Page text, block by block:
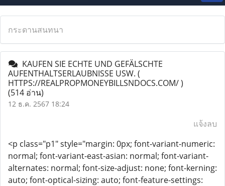
กระดานสนทนา
KAUFEN SIE ECHTE UND GEFÄLSCHTE
AUFENTHALTSERLAUBNISSE USW. (
HTTPS://REALPROPMONEYBILLSNDOCS.COM/ )
(514 อ่าน)
12 ธ.ค. 2567 18:24
แจ้งลบ
<p class="p1" style="margin: 0px; font-variant-numeric:
normal; font-variant-east-asian: normal; font-variant-
alternates: normal; font-size-adjust: none; font-kerning:
auto; font-optical-sizing: auto; font-feature-settings: